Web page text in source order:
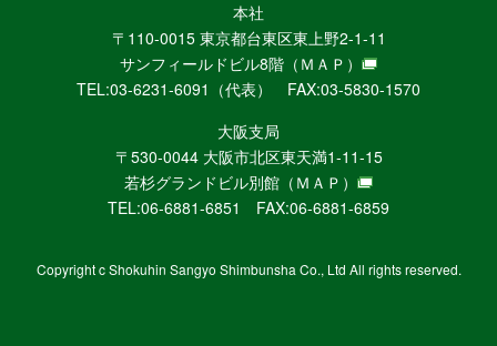
産
業
新
聞
社
ニ
ュ
ー
WEB
本社
〒110-0015 東京都台東区東上野2-1-11
サンフィールドビル8階 （ＭＡＰ）
TEL:03-6231-6091（代表） FAX:03-5830-1570
大阪支局
〒530-0044 大阪市北区東天満1-11-15
若杉グランドビル別館 （ＭＡＰ）
TEL:06-6881-6851 FAX:06-6881-6859
Copyright c Shokuhin Sangyo Shimbunsha Co., Ltd All rights reserved.